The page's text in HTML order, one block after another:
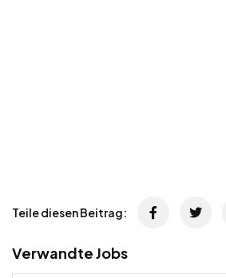
Teile diesen Beitrag:
Verwandte Jobs